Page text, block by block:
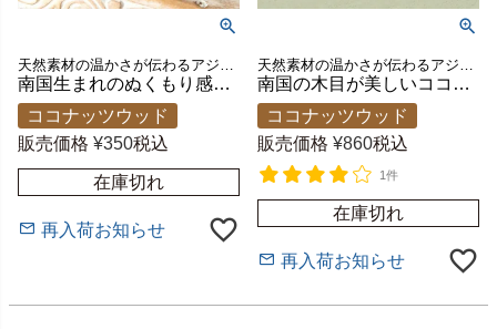
天然素材の温かさが伝わるアジアンな雰囲気漂うトレイ＆トレー
南国生まれのぬくもり感じるココナッツウッドのデコレーショントレー [10146]
ココナッツウッド
販売価格 ¥350税込
在庫切れ
再入荷お知らせ
天然素材の温かさが伝わるアジアンな雰囲気漂うトレイ
南国の木目が美しいココナッツウッドのデコレーショントレイ Sサイズ 約W20×D11cm [10144]
ココナッツウッド
販売価格 ¥860税込
1件
在庫切れ
再入荷お知らせ